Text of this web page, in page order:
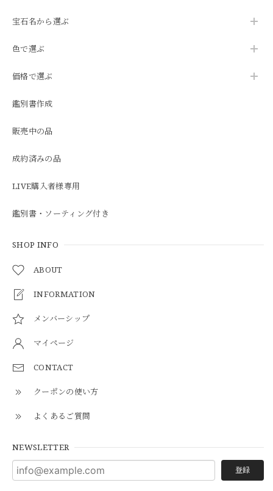
宝石名から選ぶ
色で選ぶ
価格で選ぶ
鑑別書作成
販売中の品
成約済みの品
LIVE購入者様専用
鑑別書・ソーティング付き
SHOP INFO
ABOUT
INFORMATION
メンバーシップ
マイページ
CONTACT
クーポンの使い方
よくあるご質問
NEWSLETTER
登録